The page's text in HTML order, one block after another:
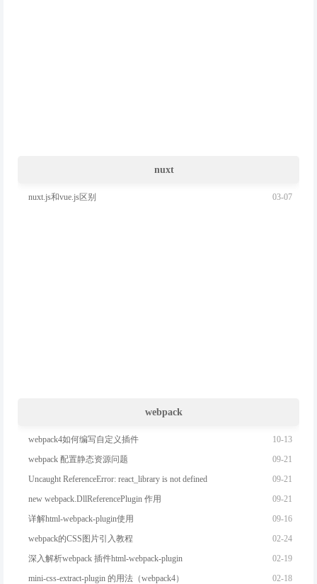
nuxt
nuxt.js和vue.js区别 03-07
webpack
webpack4如何编写自定义插件 10-13
webpack 配置静态资源问题 09-21
Uncaught ReferenceError: react_library is not defined 09-21
new webpack.DllReferencePlugin 作用 09-21
详解html-webpack-plugin使用 09-16
webpack的CSS图片引入教程 02-24
深入解析webpack 插件html-webpack-plugin 02-19
mini-css-extract-plugin 的用法（webpack4） 02-18